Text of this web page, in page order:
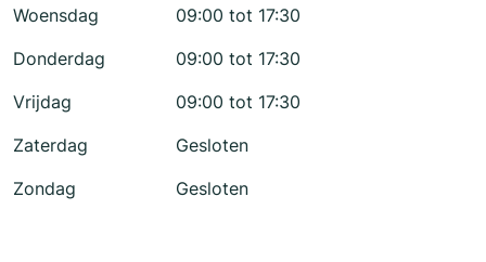
Woensdag
09:00 tot 17:30
Donderdag
09:00 tot 17:30
Vrijdag
09:00 tot 17:30
Zaterdag
Gesloten
Zondag
Gesloten